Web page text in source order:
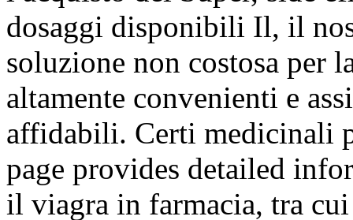
dosaggi disponibili Il, il
soluzione non costosa per
altamente convenienti e
affidabili. Certi medicinali
page provides detailed
il viagra in farmacia, tra